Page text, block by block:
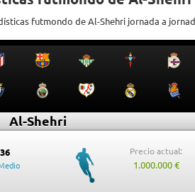
futmondo de Al-Shehri jornada a
Al-Shehri
36 Precio actual:
1.000.000 €